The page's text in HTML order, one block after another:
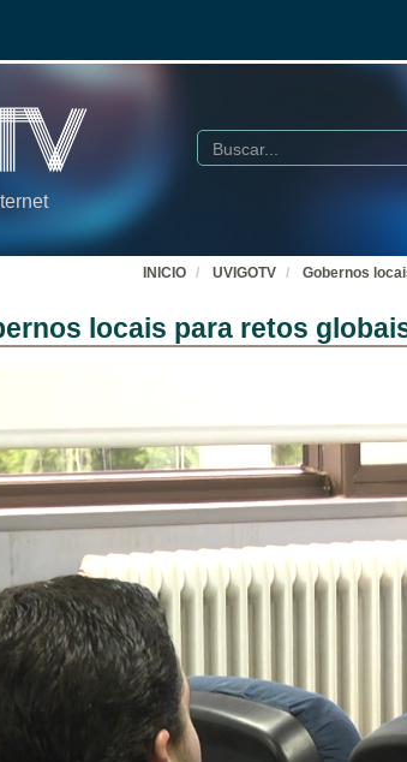
Buscar
INICIO UVIGOTV Gobernos
locais para retos